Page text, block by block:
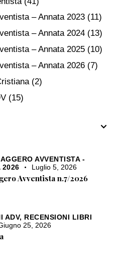
– Annata 2023 (11)
– Annata 2024 (13)
– Annata 2025 (10)
– Annata 2026 (7)
(2)
(15)
AVVENTISTA -
2026
Luglio 5, 2026
Avventista n.7/2026
ADV, RECENSIONI LIBRI
25, 2026